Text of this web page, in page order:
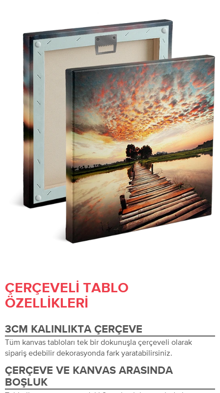
ÇERÇEVELI TABLO
ÖZELLIKLERI
3CM KALINLIKTA ÇERÇEVE
Tüm kanvas tabloları tek bir dokunuşla çerçeveli olarak
sipariş edebilir dekorasyonda fark yaratabilirsiniz.
ÇERÇEVE VE KANVAS ARASINDA
BOŞLUK